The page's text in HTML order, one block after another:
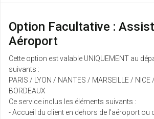
Option Facultative :
Aéroport
Cette option est valable UNIQUEMENT au
suivants :
PARIS / LYON / NANTES / MARSEILLE / NICE
BORDEAUX
Ce service inclus les éléments suivants :
- Accueil du client en dehors de l'aéroport ou